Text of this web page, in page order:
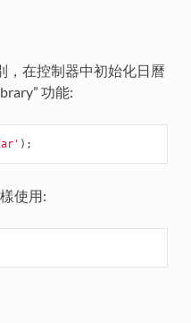
，在控制器中初始化日曆
功能:
);
使用: